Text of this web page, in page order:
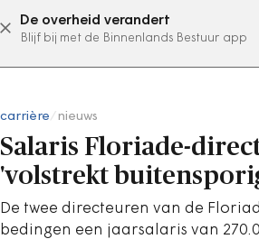
De overheid verandert
Blijf bij met de Binnenlands Bestuur app
abonneer nu
carrière nieuws
Salaris Floriade-
'volstrekt
De twee directeuren van de
bedingen een jaarsalaris van